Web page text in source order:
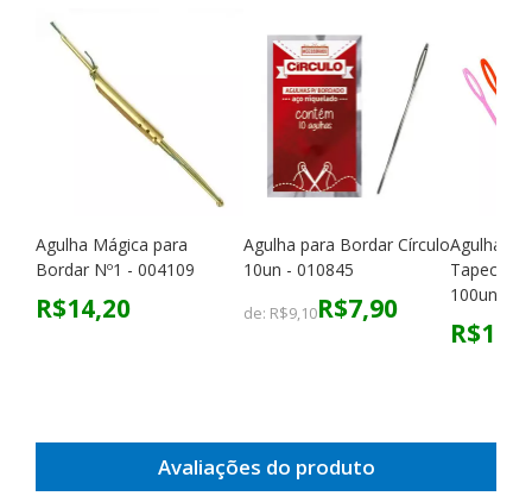
Agulha Mágica para
Bordar Nº1 - 004109
R$14,20
Agulha para Bordar Círculo
10un - 010845
de: R$9,10R$7,90
Agulha
100un -
Avaliações do produto